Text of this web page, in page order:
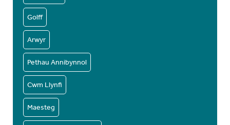
Golff
Arwyr
Pethau Annibynnol
Cwm Llynfi
Maesteg